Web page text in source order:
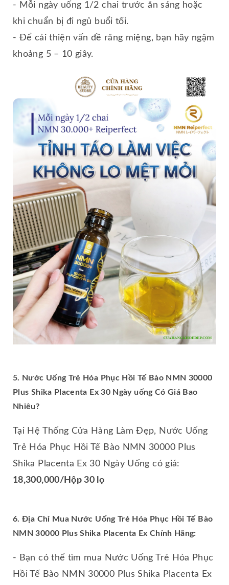
- Mỗi ngày uống 1/2 chai trước ăn sáng hoặc
khi chuẩn bị đi ngủ buổi tối.
- Để cải thiện vấn đề răng miệng, bạn hãy ngậm
khoảng 5 – 10 giây.
5. Nước Uống Trẻ Hóa Phục Hồi Tế Bào NMN 30000
Plus Shika Placenta Ex 30 Ngày uống Có Giá Bao
Nhiêu?
Tại Hệ Thống Cửa Hàng Làm Đẹp, Nước Uống
Trẻ Hóa Phục Hồi Tế Bào NMN 30000 Plus
Shika Placenta Ex 30 Ngày Uống có giá:
18,300,000/Hộp 30 lọ
6. Địa Chỉ Mua Nước Uống Trẻ Hóa Phục Hồi Tế Bào
NMN 30000 Plus Shika Placenta Ex Chính Hãng:
- Bạn có thể tìm mua Nước Uống Trẻ Hóa Phục
Hồi Tế Bào NMN 30000 Plus Shika Placenta Ex